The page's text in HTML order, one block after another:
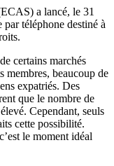
a lancé, le 31
téléphone destiné à
certains marchés
membres, beaucoup de
expatriés. Des
que le nombre de
Cependant, seuls
cette possibilité.
le moment idéal